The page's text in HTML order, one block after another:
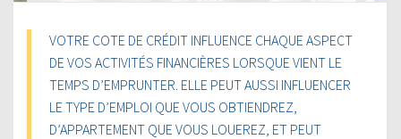
VOTRE COTE DE CRÉDIT INFLUENCE CHAQUE ASPECT
DE VOS ACTIVITÉS FINANCIÈRES LORSQUE VIENT LE
TEMPS D’EMPRUNTER. ELLE PEUT AUSSI INFLUENCER
LE TYPE D’EMPLOI QUE VOUS OBTIENDREZ,
D’APPARTEMENT QUE VOUS LOUEREZ, ET PEUT